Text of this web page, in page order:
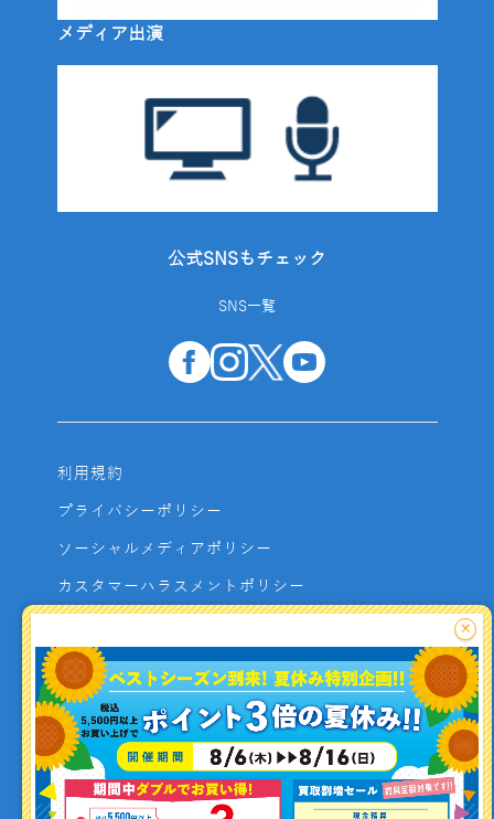
釣り情報を
投稿する
メディア出演
公式SNSもチェック
SNS一覧
利用規約
プライバシーポリシー
ソーシャルメディアポリシー
カスタマーハラスメントポリシー
よくあるご質問
お問い合わせ
利用者資金の保全方法
×